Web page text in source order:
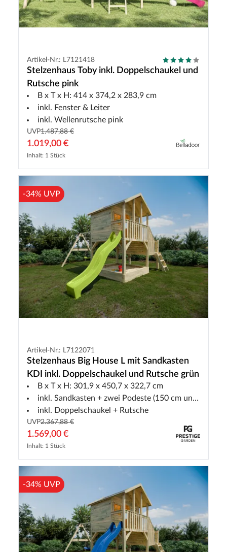
Artikel-Nr.: L7121418
Stelzenhaus Toby inkl. Doppelschaukel und
Rutsche pink
B x T x H: 414 x 374,2 x 283,9 cm
inkl. Fenster & Leiter
inkl. Wellenrutsche pink
UVP1.487,88 €
1.019,00 €
Inhalt: 1 Stück
-34% UVP
Artikel-Nr.: L7122071
Stelzenhaus Big House L mit Sandkasten
KDI inkl. Doppelschaukel und Rutsche grün
B x T x H: 301,9 x 450,7 x 322,7 cm
inkl. Sandkasten + zwei Podeste (150 cm und 90 cm)
inkl. Doppelschaukel + Rutsche
UVP2.367,88 €
1.569,00 €
Inhalt: 1 Stück
-34% UVP